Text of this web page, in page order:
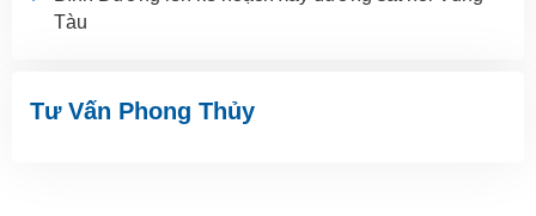
Tàu
Tư Vấn Phong Thủy